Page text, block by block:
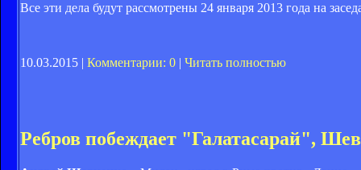
Все эти дела будут рассмотрены 24 января 2013 года на
10.03.2015 | Комментарии: 0 | Читать полностью
Ребров побеждает "Галатасарай",